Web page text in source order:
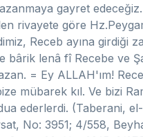
gayret
rivayete göre
Receb ayına girdiği
bârik lenâ fî Recebe ve
= Ey ALLAH'ım!
mübarek kıl. Ve bizi
ederlerdi. (Taberani, el-
No: 3951; 4/558,